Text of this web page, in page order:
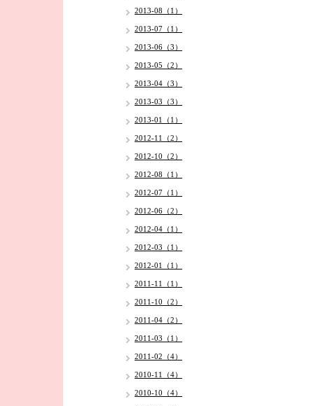
2013-08（1）
2013-07（1）
2013-06（3）
2013-05（2）
2013-04（3）
2013-03（3）
2013-01（1）
2012-11（2）
2012-10（2）
2012-08（1）
2012-07（1）
2012-06（2）
2012-04（1）
2012-03（1）
2012-01（1）
2011-11（1）
2011-10（2）
2011-04（2）
2011-03（1）
2011-02（4）
2010-11（4）
2010-10（4）